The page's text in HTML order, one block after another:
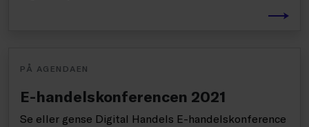
PÅ AGENDAEN
E-handelskonferencen 2021
Se eller gense Digital Handels E-handelskonference